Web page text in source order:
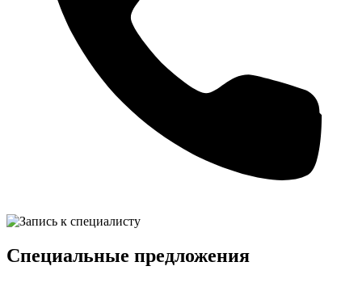
Специальные предложения